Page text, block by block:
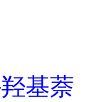
基萘